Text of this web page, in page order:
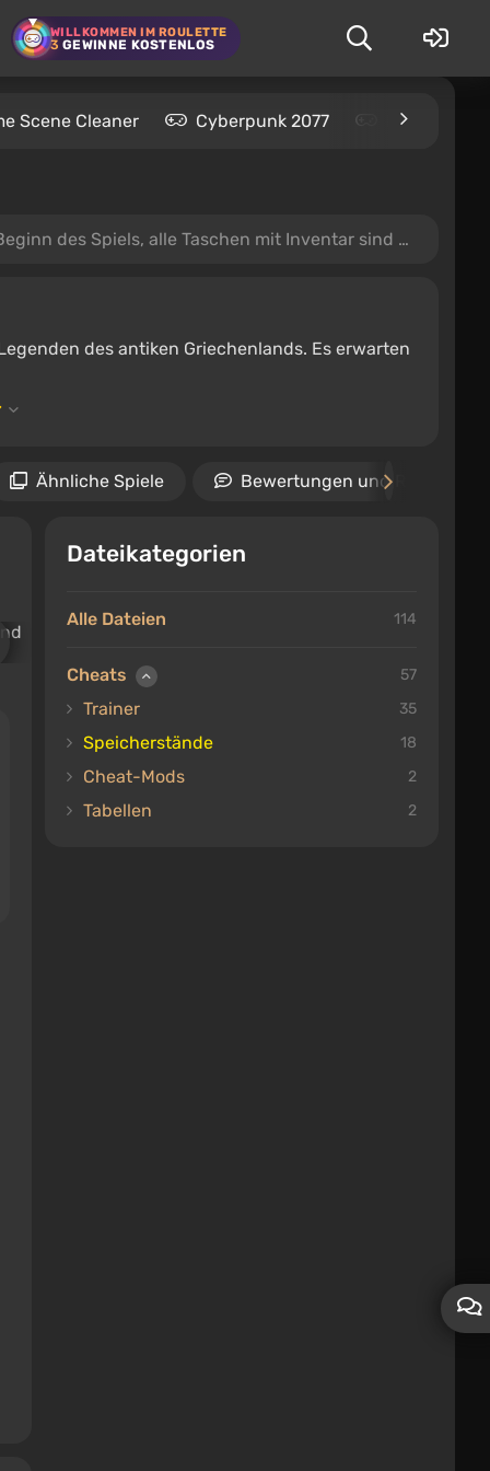
WILLKOMMEN IM ROULETTE
3 GEWINNE KOSTENLOS
Scene Cleaner Cyberpunk 2077 Kingdom
des Spiels, alle Taschen mit Inventar sind offen)
des antiken Griechenlands. Es erwarten
Ähnliche Spiele Bewertungen und
Dateikategorien
Alle Dateien 114
Cheats 57
Trainer 35
Speicherstände 18
Cheat-Mods 2
Tabellen 2